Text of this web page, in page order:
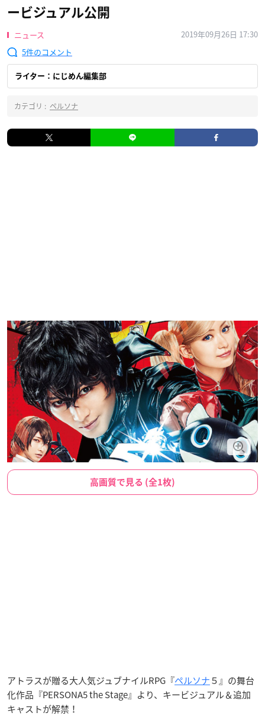
ービジュアル公開
ニュース
2019年09月26日 17:30
5
ライター：にじめん編集部
カテゴリ : ペルソナ
高画質で見る (全1枚)
アトラスが贈る大人気ジュブナイルRPG『ペルソナ５』の舞台
化作品『PERSONA5 the Stage』より、キービジュアル＆追加
キャストが解禁！